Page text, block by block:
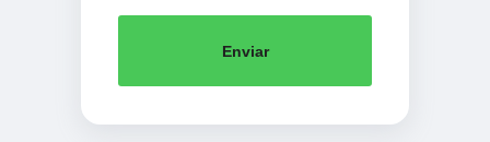
Enviar